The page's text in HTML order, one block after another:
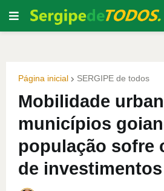
Página inicial SERGIPE de todos
Mobilidade
municípios
população sofre
de investimentos